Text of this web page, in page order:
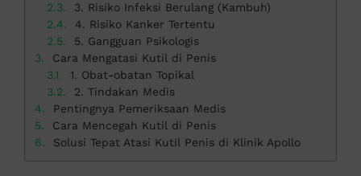
3. Risiko Infeksi Berulang (Kambuh)
4. Risiko Kanker Tertentu
5. Gangguan Psikologis
Cara Mengatasi Kutil di Penis
1. Obat-obatan Topikal
2. Tindakan Medis
Pentingnya Pemeriksaan Medis
Cara Mencegah Kutil di Penis
Solusi Tepat Atasi Kutil Penis di Klinik Apollo